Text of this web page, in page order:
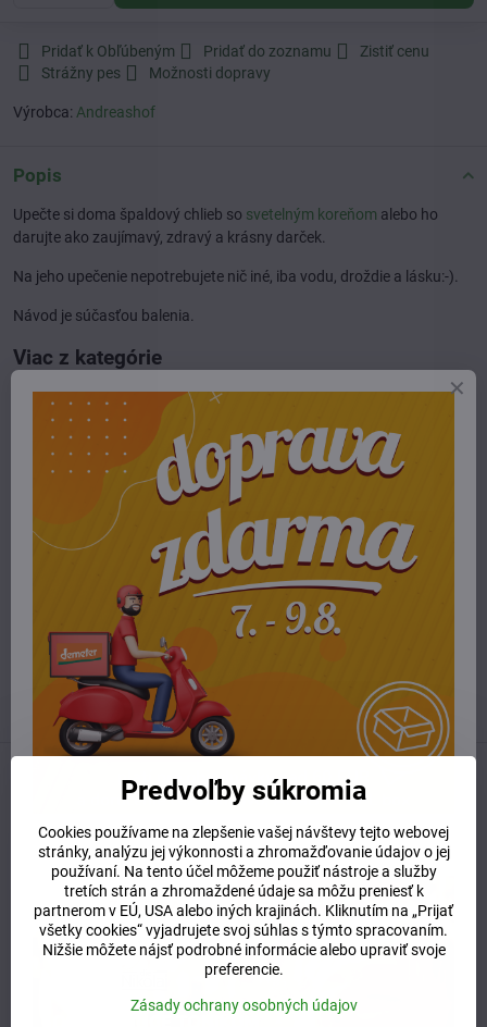
Pridať k Obľúbeným Pridať do zoznamu
Zistiť cenu
Strážny pes
Možnosti dopravy
Výrobca: Andreashof
Popis
Upečte si doma špaldový chlieb so svetelným koreňom alebo ho
darujte ako zaujímavý, zdravý a krásny darček.
Na jeho upečenie nepotrebujete nič iné, iba vodu, droždie a lásku:-).
Návod je súčasťou balenia.
Viac z kategórie
E-shop potraviny chlieb, múky a pečenie
Potrebujete poradiť alebo pomôcť?
+421 904 55 33 96
info​@prirodnyraj​.sk
Kamenná predajňa
Ružinovská 40, 82103 Bratislava
Otváracie hodiny
UTOROK 10:00 - 15:00
STREDA 10:00 - 17:00
ŠTVRTOK 10:00 - 15:00
Predchádzajúci produkt Nasledujúci produkt
Súvisiaci produkt
Predvoľby súkromia
Cookies používame na zlepšenie vašej návštevy tejto webovej
stránky, analýzu jej výkonnosti a zhromažďovanie údajov o jej
používaní. Na tento účel môžeme použiť nástroje a služby
tretích strán a zhromaždené údaje sa môžu preniesť k
partnerom v EÚ, USA alebo iných krajinách. Kliknutím na „Prijať
všetky cookies“ vyjadrujete svoj súhlas s týmto spracovaním.
Nižšie môžete nájsť podrobné informácie alebo upraviť svoje
preferencie.
Zásady ochrany osobných údajov